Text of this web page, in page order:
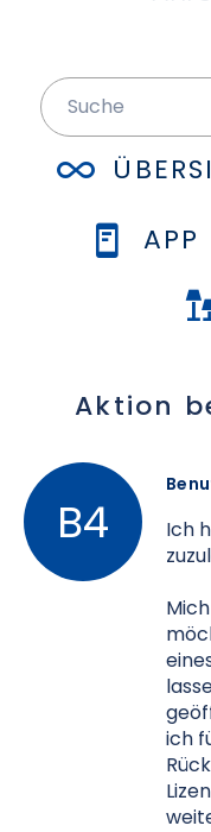
APP
Aktion
Ich
ich